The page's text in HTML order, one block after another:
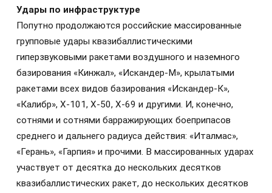
Удары по инфраструктуре
Попутно продолжаются российские массированные
групповые удары квазибаллистическими
гиперзвуковыми ракетами воздушного и наземного
базирования «Кинжал», «Искандер-М», крылатыми
ракетами всех видов базирования «Искандер-К»,
«Калибр», Х-101, Х-50, Х-69 и другими. И, конечно,
сотнями и сотнями барражирующих боеприпасов
среднего и дальнего радиуса действия: «Италмас»,
«Герань», «Гарпия» и прочими. В массированных ударах
участвует от десятка до нескольких десятков
квазибаллистических ракет, до нескольких десятков